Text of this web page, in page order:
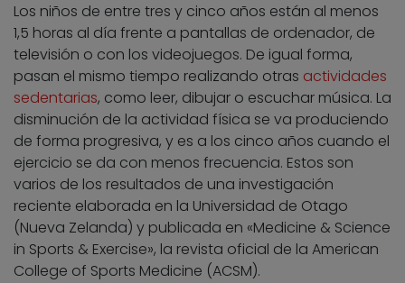
Los niños de entre tres y cinco años están al menos
1,5 horas al día frente a pantallas de ordenador, de
televisión o con los videojuegos. De igual forma,
pasan el mismo tiempo realizando otras actividades
sedentarias, como leer, dibujar o escuchar música. La
disminución de la actividad física se va produciendo
de forma progresiva, y es a los cinco años cuando el
ejercicio se da con menos frecuencia. Estos son
varios de los resultados de una investigación
reciente elaborada en la Universidad de Otago
(Nueva Zelanda) y publicada en «Medicine & Science
in Sports & Exercise», la revista oficial de la American
College of Sports Medicine (ACSM).